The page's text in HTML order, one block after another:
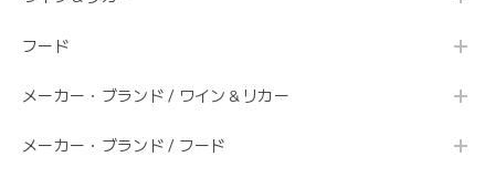
フード
メーカー・ブランド / ワイン＆リカー
メーカー・ブランド / フード